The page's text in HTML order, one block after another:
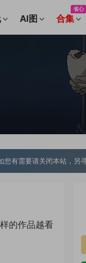
AI图 合集
省心
有需要请关闭本站，另
的作品越看